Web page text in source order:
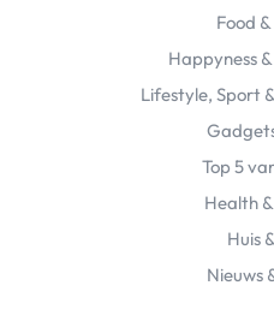
Food
Happyness
Lifestyle, Sport
Top 5
Health
Huis
Nieuws